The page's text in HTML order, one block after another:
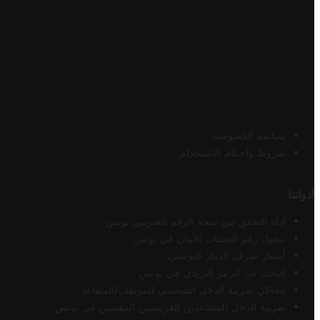
سياسة الخصوصية
شروط وأحكام الاستخدام
أدواتنا
أداة التحقق من صحة الرقم الضريبي تونس
محول رقم الحساب الآيبان في تونس
أسعار صرف الدينار التونسي
البحث عن الرمز البريدي في تونس
محاكي ضريبة الدخل الشخصي للموظف/المتقاعد
ضريبة الدخل للمتقاعدين الفرنسيين المقيمين في تونس